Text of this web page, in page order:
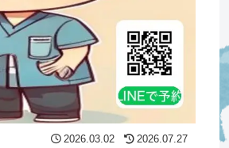
2026.03.02 2026.07.27